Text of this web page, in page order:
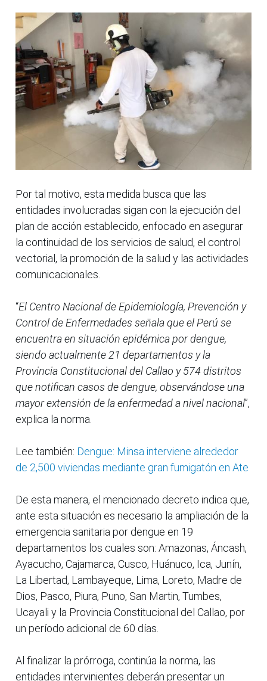
Por tal motivo, esta medida busca que las
entidades involucradas sigan con la ejecución del
plan de acción establecido, enfocado en asegurar
la continuidad de los servicios de salud, el control
vectorial, la promoción de la salud y las actividades
comunicacionales.
“El Centro Nacional de Epidemiología, Prevención y
Control de Enfermedades señala que el Perú se
encuentra en situación epidémica por dengue,
siendo actualmente 21 departamentos y la
Provincia Constitucional del Callao y 574 distritos
que notifican casos de dengue, observándose una
mayor extensión de la enfermedad a nivel nacional”,
explica la norma.
Lee también: Dengue: Minsa interviene alrededor
de 2,500 viviendas mediante gran fumigatón en Ate
De esta manera, el mencionado decreto indica que,
ante esta situación es necesario la ampliación de la
emergencia sanitaria por dengue en 19
departamentos los cuales son: Amazonas, Áncash,
Ayacucho, Cajamarca, Cusco, Huánuco, Ica, Junín,
La Libertad, Lambayeque, Lima, Loreto, Madre de
Dios, Pasco, Piura, Puno, San Martin, Tumbes,
Ucayali y la Provincia Constitucional del Callao, por
un período adicional de 60 días.
Al finalizar la prórroga, continúa la norma, las
entidades intervinientes deberán presentar un